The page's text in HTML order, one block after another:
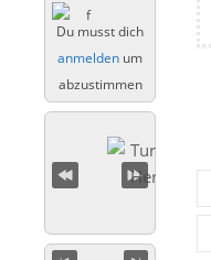
Du musst dich
anmelden um
abzustimmen